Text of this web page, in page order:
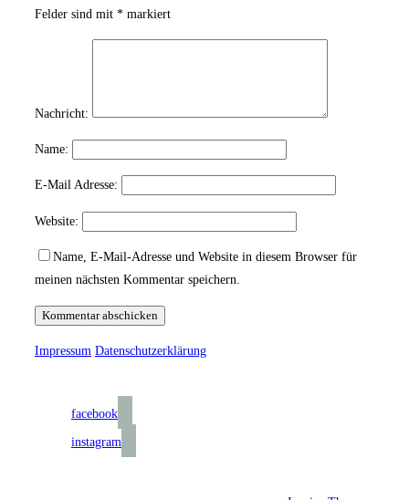
Felder sind mit * markiert
Nachricht:
Name:
E-Mail Adresse:
Website:
Name, E-Mail-Adresse und Website in diesem Browser für
meinen nächsten Kommentar speichern.
Impressum Datenschutzerklärung
facebook
instagram